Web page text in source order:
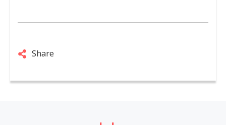
Share